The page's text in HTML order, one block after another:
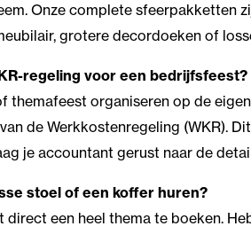
Onze complete sfeerpakketten
grotere decordoeken of
regeling voor een bedrijfsfeest?
themafeest organiseren op de
de Werkkostenregeling (WKR).
je accountant gerust naar de
stoel of een koffer huren?
direct een heel thema te boeken.